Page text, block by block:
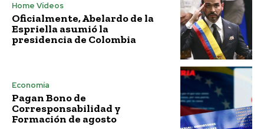
Home Vídeos
Oficialmente, Abelardo de la
Espriella asumió la
presidencia de Colombia
Economía
Pagan Bono de
Corresponsabilidad y
Formación de agosto